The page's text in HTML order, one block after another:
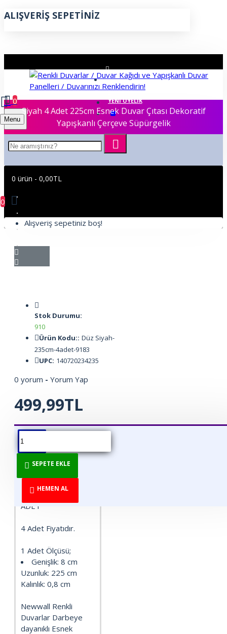
ALIŞVERIŞ SEPETINIZ
ÜYE GIRIŞI
YENI ÜYELIK
Menu
0
0 ürün - 0,00TL
0
Alışveriş sepetiniz boş!
Siyah 4 Adet 225cm Esnek Duvar Çıtası Dekoratif
Yapışkanlı Çerçeve Süpürgelik
Stok Durumu:
910
Ürün Kodu:: Düz Siyah-
235cm-4adet-9183
UPC: 140720234235
0 yorum - Yorum Yap
499,99TL
SEPETE EKLE
HEMEN AL
ÜRÜN BILGISI ÜRÜN YORUMLARI
KENDİNDEN
SÜNGER SİYAH
DEKORATİF ÇITA 4
ADET
4 Adet Fiyatıdır.
1 Adet Ölçüsü;
Genişlik: 8 cm
Uzunluk: 225 cm
Kalınlık: 0,8 cm
Newwall Renkli
Duvarlar Darbeye
dayanıklı Esnek